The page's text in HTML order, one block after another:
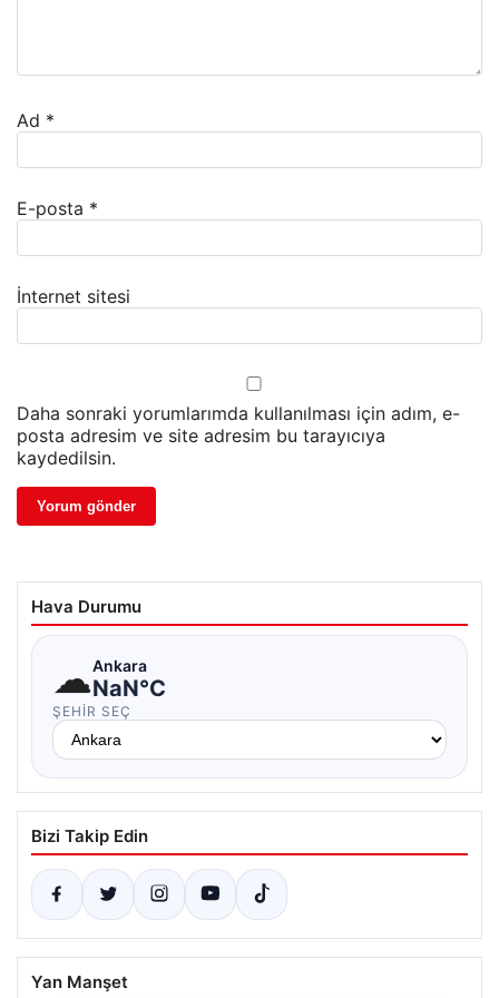
Ad *
E-posta *
İnternet sitesi
Daha sonraki yorumlarımda kullanılması için adım, e-
posta adresim ve site adresim bu tarayıcıya
kaydedilsin.
Hava Durumu
☁Ankara
NaN°C
ŞEHIR SEÇ
Bizi Takip Edin
Yan Manşet